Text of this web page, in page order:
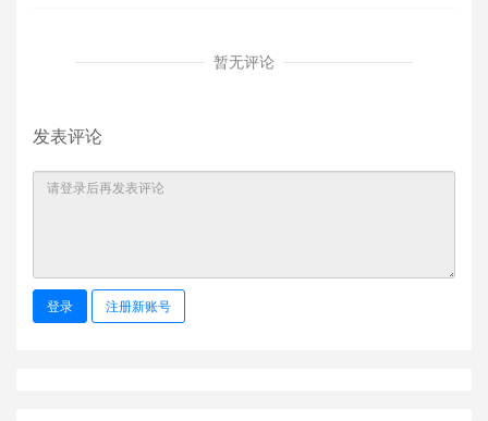
暂无评论
发表评论
登录 注册新账号